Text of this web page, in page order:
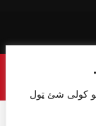
کولی شئ ټول
Copyright ©